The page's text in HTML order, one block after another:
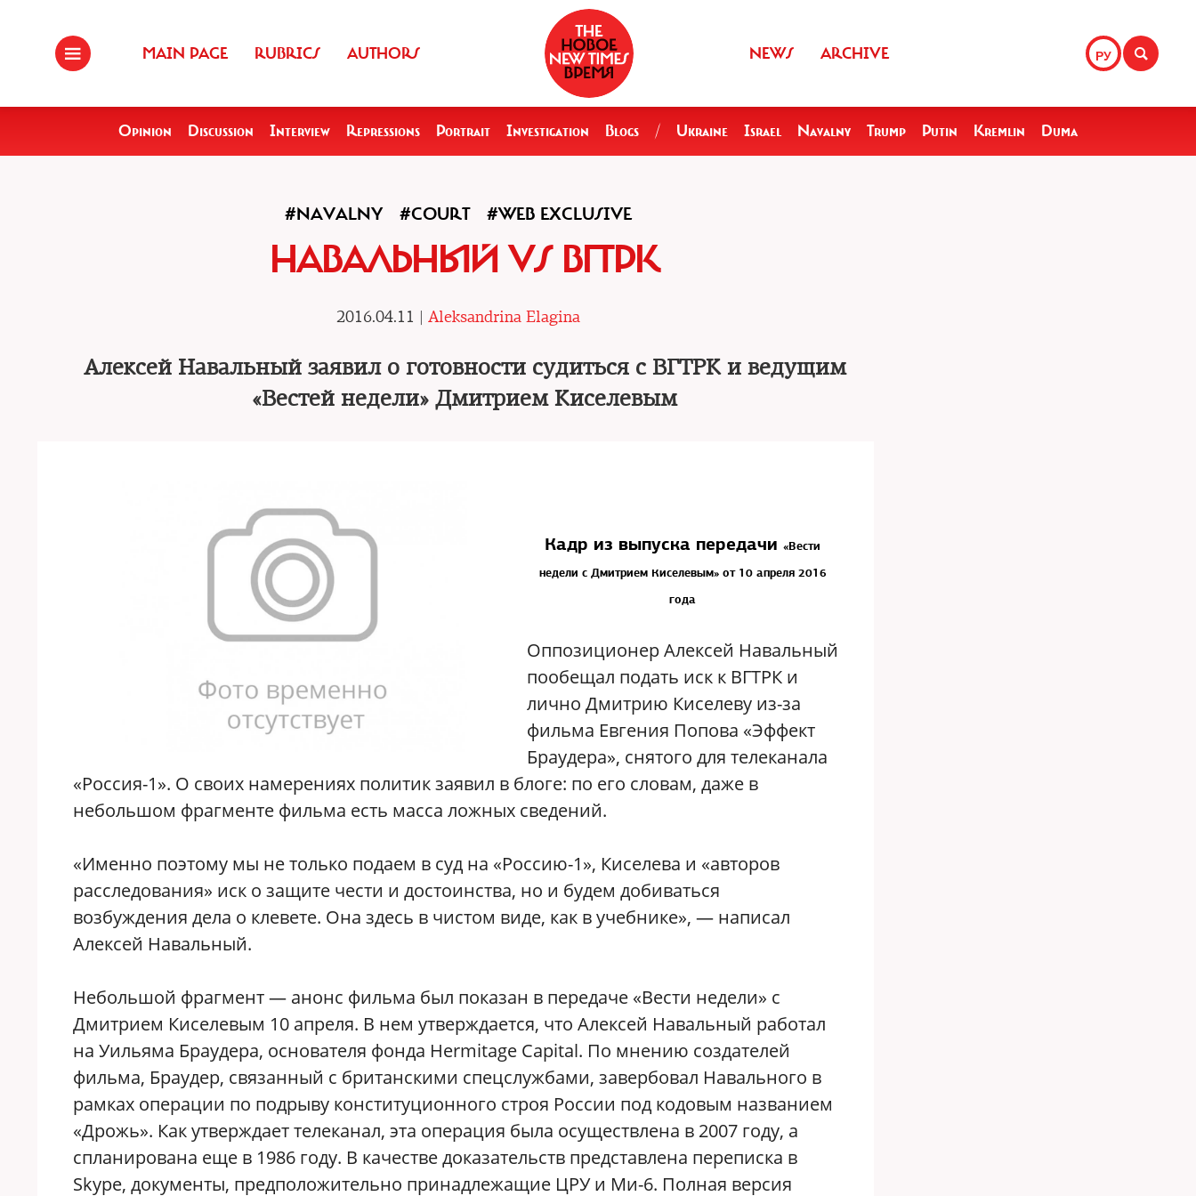
MAIN PAGE RUBRICS AUTHORS РУ
NEWS ARCHIVE
Opinion Discussion Interview Repressions Portrait Investigation Blogs / Ukraine Israel Navalny Trump Putin Kremlin Duma
#NAVALNY #COURT #WEB EXCLUSIVE
НАВАЛЬНЫЙ VS ВГТРК
2016.04.11 | Aleksandrina Elagina
Алексей Навальный заявил о готовности судиться с ВГТРК и ведущим
«Вестей недели» Дмитрием Киселевым
Кадр из выпуска передачи «Вести
недели с Дмитрием Киселевым» от 10 апреля 2016
года
Оппозиционер Алексей Навальный
пообещал подать иск к ВГТРК и
лично Дмитрию Киселеву из-за
фильма Евгения Попова «Эффект
Браудера», снятого для телеканала
«Россия-1». О своих намерениях политик заявил в блоге: по его словам, даже в
небольшом фрагменте фильма есть масса ложных сведений.
«Именно поэтому мы не только подаем в суд на «Россию-1», Киселева и «авторов
расследования» иск о защите чести и достоинства, но и будем добиваться
возбуждения дела о клевете. Она здесь в чистом виде, как в учебнике», — написал
Алексей Навальный.
Небольшой фрагмент — анонс фильма был показан в передаче «Вести недели» с
Дмитрием Киселевым 10 апреля. В нем утверждается, что Алексей Навальный работал
на Уильяма Браудера, основателя фонда Hermitage Capital. По мнению создателей
фильма, Браудер, связанный с британскими спецслужбами, завербовал Навального в
рамках операции по подрыву конституционного строя России под кодовым названием
«Дрожь». Как утверждает телеканал, эта операция была осуществлена в 2007 году, а
спланирована еще в 1986 году. В качестве доказательств представлена переписка в
Skype, документы, предположительно принадлежащие ЦРУ и Ми-6. Полная версия